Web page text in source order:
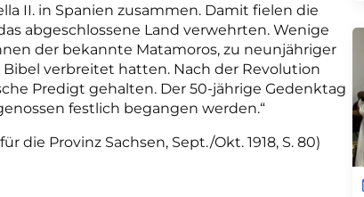
II. in Spanien zusammen. Damit fielen die
abgeschlossene Land verwehrten. Wenige
der bekannte Matamoros, zu neunjähriger
verbreitet hatten. Nach der Revolution
Predigt gehalten. Der 50-jährige Gedenktag
festlich begangen werden.“
die Provinz Sachsen, Sept./Okt. 1918, S. 80)